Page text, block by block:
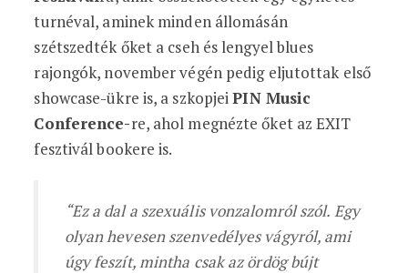
turnéval, aminek minden állomásán
szétszedték őket a cseh és lengyel blues
rajongók, november végén pedig eljutottak első
showcase-ükre is, a szkopjeiPIN Music
Conference-re, ahol megnézte őket az EXIT
fesztivál bookere is.
“Ez a dal a szexuális vonzalomról szól. Egy
olyan hevesen szenvedélyes vágyról, ami
úgy feszít, mintha csak az ördög bújt